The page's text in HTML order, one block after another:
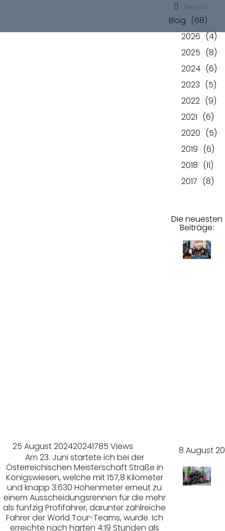
Meistersc
25 August 202420241785 Views
Am 23. Juni startete ich bei der
Österreichischen Meisterschaft Straße in
Königswiesen, welche mit 157,8 Kilometer
und knapp 3.630 Höhenmeter erneut zu
einem Ausscheidungsrennen für die mehr
als fünfzig Profifahrer, darunter zahlreiche
Fahrer der World Tour-Teams, wurde. Ich
erreichte nach harten 4:19 Stunden als
Blog (68)
2026 (4)
2025 (8)
2024 (6)
2023 (5)
2022 (9)
2021 (6)
2020 (5)
2019 (6)
2018 (11)
2017 (8)
Die neuesten
Beiträge:
8 August